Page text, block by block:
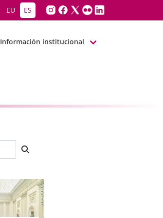
EU ES
Información institucional